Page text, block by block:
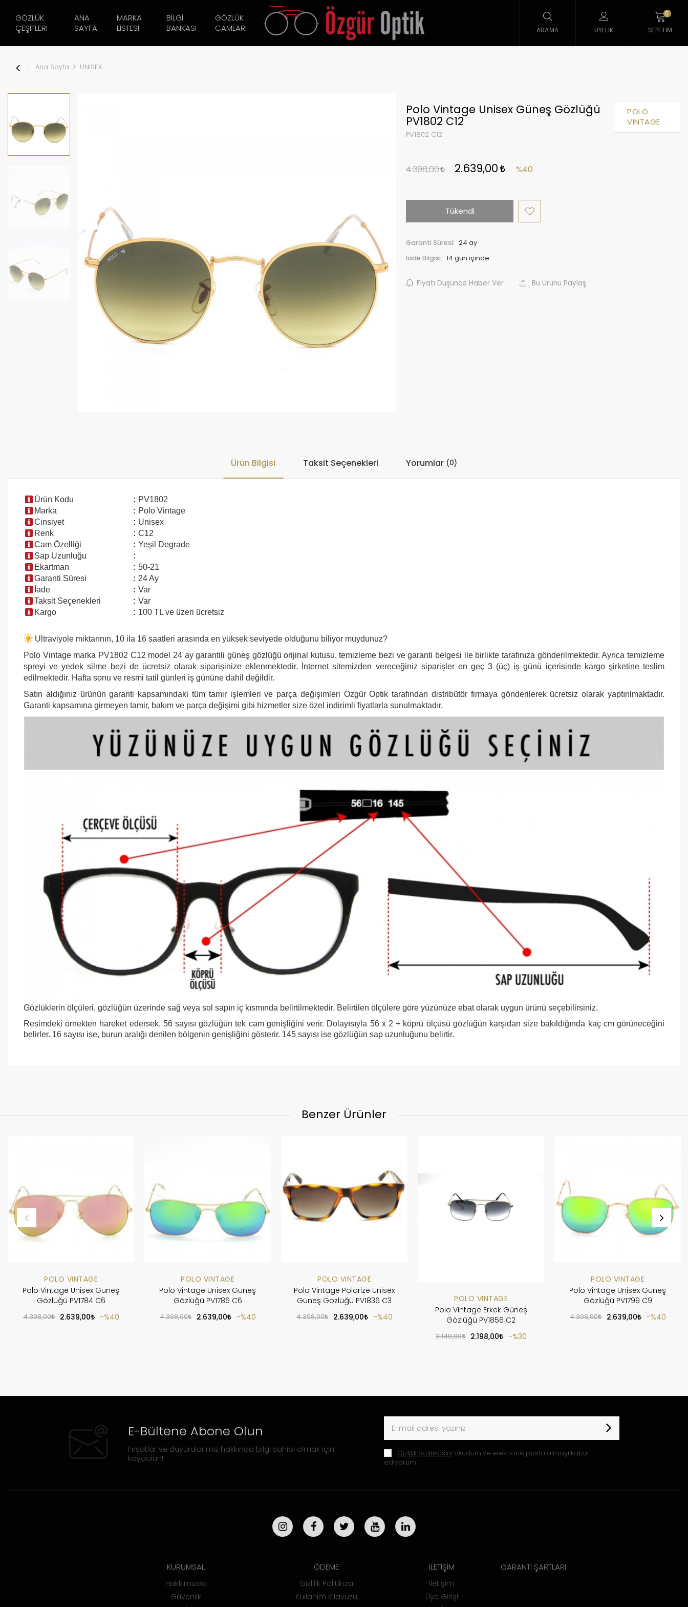
GÖZLÜK
ÇEŞITLERI
ANA
SAYFA
MARKA
LISTESI
BILGI
BANKASI
GÖZLÜK
CAMLARI
ARAMA ÜYELIK
0
SEPETIM
Ana Sayfa UNISEX
POLO
VINTAGE
Polo Vintage Unisex Güneş Gözlüğü
PV1802 C12
PV1802 C12
4.398,00 2.639,00 %40
Tükendi
Garanti Süresi: 24 ay
İade Bilgisi:
Fiyatı Düşünce Haber Ver Bu Ürünü Paylaş
Ürün Bilgisi Taksit Seçenekleri Yorumlar (0)
Ürün Kodu : PV1802
Marka
: Polo Vintage
Cinsiyet
: Unisex
Renk
: C12
Cam Özelliği
: Yeşil Degrade
Sap Uzunluğu
:
Ekartman
: 50-21
Garanti Süresi
: 24 Ay
İade
: Var
Taksit Seçenekleri
: Var
Kargo
: 100 TL ve üzeri ücretsiz
Ultraviyole miktarının, 10 ila 16 saatleri arasında en yüksek seviyede olduğunu biliyor muydunuz?
Polo Vintage marka PV1802 C12 model 24 ay garantili güneş gözlüğü orijinal kutusu, temizleme bezi ve garanti belgesi ile birlikte tarafınıza gönderilmektedir. Ayrıca temizleme
spreyi ve yedek silme bezi de ücretsiz olarak siparişinize eklenmektedir. İnternet sitemizden vereceğiniz siparişler en geç 3 (üç) iş günü içerisinde kargo şirketine teslim
edilmektedir. Hafta sonu ve resmi tatil günleri iş gününe dahil değildir.
Satın aldığınız ürünün garanti kapsamındaki tüm tamir işlemleri ve parça değişimleri Özgür Optik tarafından distribütör firmaya gönderilerek ücretsiz olarak yaptırılmaktadır.
Garanti kapsamına girmeyen tamir, bakım ve parça değişimi gibi hizmetler size özel indirimli fiyatlarla sunulmaktadır.
Gözlüklerin ölçüleri, gözlüğün üzerinde sağ veya sol sapın iç kısmında belirtilmektedir. Belirtilen ölçülere göre yüzünüze ebat olarak uygun ürünü seçebilirsiniz.
Resimdeki örnekten hareket edersek, 56 sayısı gözlüğün tek cam genişliğini verir. Dolayısıyla 56 x 2 + köprü ölçüsü gözlüğün karşıdan size bakıldığında kaç cm görüneceğini
belirler. 16 sayısı ise, burun aralığı denilen bölgenin genişliğini gösterir. 145 sayısı ise gözlüğün sap uzunluğunu belirtir.
Benzer Ürünler
POLO VINTAGE
Polo Vintage Unisex Güneş
Gözlüğü PV1784 C6
4.398,00 2.639,00 %40
POLO VINTAGE
Polo Vintage Unisex Güneş
Gözlüğü PV1786 C6
4.398,00 2.639,00 %40
POLO VINTAGE
Polo Vintage Polarize Unisex
Güneş Gözlüğü PV1836 C3
4.398,00 2.639,00 %40
POLO VINTAGE
Polo Vintage Erkek Güneş
Gözlüğü PV1856 C2
3.140,00 2.198,00 %30
POLO VINTAGE
Polo Vintage Unisex Güneş
Gözlüğü PV1799 C9
4.398,00 2.639,00 %40
E-Bültene Abone Olun
Fırsatlar ve duyurularımız hakkında bilgi sahibi olmak için
kaydolun!
Gizlilik politikasını okudum ve elektronik posta almayı kabul
ediyorum.
KURUMSAL
Hakkımızda
Güvenlik
ÖDEME
Gizlilik Politikası
Kullanım Kılavuzu
İLETİŞİM
İletişim
Üye Girişi
GARANTİ ŞARTLARI